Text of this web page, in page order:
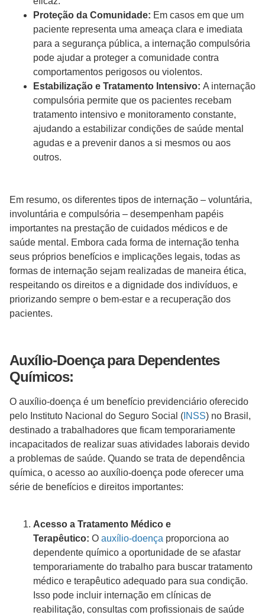
Proteção da Comunidade: Em casos em que um
paciente representa uma ameaça clara e imediata
para a segurança pública, a internação compulsória
pode ajudar a proteger a comunidade contra
comportamentos perigosos ou violentos.
Estabilização e Tratamento Intensivo: A internação
compulsória permite que os pacientes recebam
tratamento intensivo e monitoramento constante,
ajudando a estabilizar condições de saúde mental
agudas e a prevenir danos a si mesmos ou aos
outros.
Em resumo, os diferentes tipos de internação – voluntária,
involuntária e compulsória – desempenham papéis
importantes na prestação de cuidados médicos e de
saúde mental. Embora cada forma de internação tenha
seus próprios benefícios e implicações legais, todas as
formas de internação sejam realizadas de maneira ética,
respeitando os direitos e a dignidade dos indivíduos, e
priorizando sempre o bem-estar e a recuperação dos
pacientes.
Auxílio-Doença para Dependentes
Químicos:
O auxílio-doença é um benefício previdenciário oferecido
pelo Instituto Nacional do Seguro Social ( INSS) no Brasil,
destinado a trabalhadores que ficam temporariamente
incapacitados de realizar suas atividades laborais devido
a problemas de saúde. Quando se trata de dependência
química, o acesso ao auxílio-doença pode oferecer uma
série de benefícios e direitos importantes:
Acesso a Tratamento Médico e
Terapêutico: O auxílio-doença proporciona ao
dependente químico a oportunidade de se afastar
temporariamente do trabalho para buscar tratamento
médico e terapêutico adequado para sua condição.
Isso pode incluir internação em clínicas de
reabilitação, consultas com profissionais de saúde